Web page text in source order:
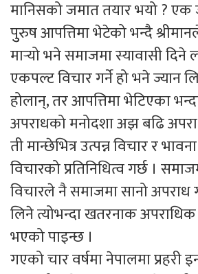
मानिसको जमात तयार भयो ? एक
पुुरुष आपत्तिमा भेटेको भन्दै
मार्‍यो भने समाजमा स्यावासी दिने
एकपल्ट विचार गर्ने हो भने ज्यान
होलान्, तर आपत्तिमा भेटिएका
अपराधको मनोदशा अझ बढि
ती मान्छेभित्र उत्पन्न विचार र
विचारको प्रतिनिधित्व गर्छ ।
विचारले नै समाजमा सानो अपराध
लिने त्योभन्दा खतरनाक अपराधिक
भएको पाइन्छ ।
गएको चार वर्षमा नेपालमा प्रहरी